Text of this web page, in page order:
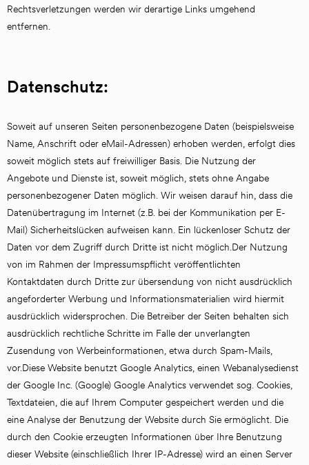
Rechtsverletzungen werden wir derartige Links umgehend
entfernen.
Datenschutz:
Soweit auf unseren Seiten personenbezogene Daten (beispielsweise
Name, Anschrift oder eMail-Adressen) erhoben werden, erfolgt dies
soweit möglich stets auf freiwilliger Basis. Die Nutzung der
Angebote und Dienste ist, soweit möglich, stets ohne Angabe
personenbezogener Daten möglich. Wir weisen darauf hin, dass die
Datenübertragung im Internet (z.B. bei der Kommunikation per E-
Mail) Sicherheitslücken aufweisen kann. Ein lückenloser Schutz der
Daten vor dem Zugriff durch Dritte ist nicht möglich.Der Nutzung
von im Rahmen der Impressumspflicht veröffentlichten
Kontaktdaten durch Dritte zur übersendung von nicht ausdrücklich
angeforderter Werbung und Informationsmaterialien wird hiermit
ausdrücklich widersprochen. Die Betreiber der Seiten behalten sich
ausdrücklich rechtliche Schritte im Falle der unverlangten
Zusendung von Werbeinformationen, etwa durch Spam-Mails,
vor.Diese Website benutzt Google Analytics, einen Webanalysedienst
der Google Inc. (Google) Google Analytics verwendet sog. Cookies,
Textdateien, die auf Ihrem Computer gespeichert werden und die
eine Analyse der Benutzung der Website durch Sie ermöglicht. Die
durch den Cookie erzeugten Informationen über Ihre Benutzung
dieser Website (einschließlich Ihrer IP-Adresse) wird an einen Server